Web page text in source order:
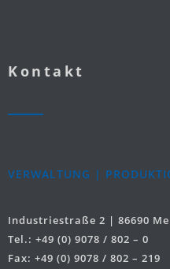
Kontakt
VERWALTUNG |
Industriestraße 2 | 86690
Tel.: +49 (0) 9078 / 802 – 0
Fax: +49 (0) 9078 / 802 – 219